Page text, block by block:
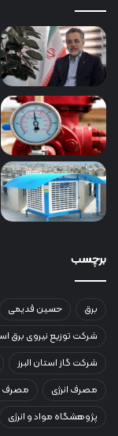
برچسب
برق حسین قدیمی
شرکت توزیع نیروی برق
شرکت گاز استان البرز
مصرف انرژی
مصرف
پژوهشگاه مواد و انرژی